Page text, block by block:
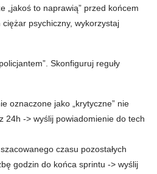
„jakoś to naprawią” przed końcem
psychiczny, wykorzystaj
Skonfiguruj reguły
oznaczone jako „krytyczne” nie
24h -> wyślij powiadomienie do tech
czasu pozostałych
godzin do końca sprintu -> wyślij